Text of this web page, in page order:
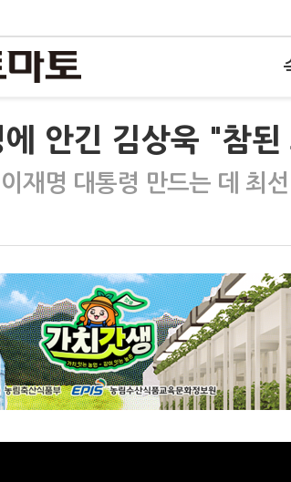
에 안긴 김상욱 "참
재명 대통령 만드는 데 최